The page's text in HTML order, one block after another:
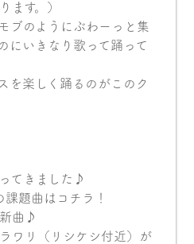
ます。）
ブのようにぶわーっと集
にいきなり歌って踊って
を楽しく踊るのがこのク
てきました♪
題曲はコチラ！
曲♪
ワリ（リシケシ付近）が